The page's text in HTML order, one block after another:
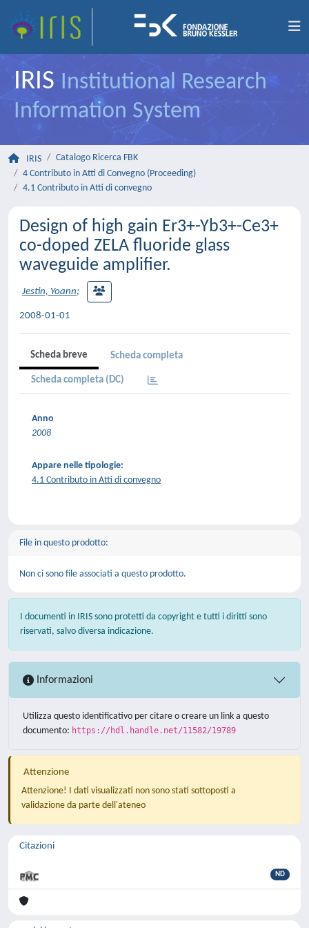
IRIS Institutional Research
Information System
IRIS
Catalogo Ricerca FBK
4 Contributo in Atti di Convegno (Proceeding)
4.1 Contributo in Atti di convegno
Design of high gain Er3+-Yb3+-Ce3+
co-doped ZELA fluoride glass
waveguide amplifier.
Jestin, Yoann;
2008-01-01
Scheda breve Scheda completa
Scheda completa (DC)
Anno
2008
Appare nelle tipologie:
4.1 Contributo in Atti di convegno
File in questo prodotto:
Non ci sono file associati a questo prodotto.
I documenti in IRIS sono protetti da copyright e tutti i diritti sono
riservati, salvo diversa indicazione.
Informazioni
Utilizza questo identificativo per citare o creare un link a questo
documento: https://hdl.handle.net/11582/19789
Attenzione
Attenzione! I dati visualizzati non sono stati sottoposti a
validazione da parte dell'ateneo
Citazioni
ND